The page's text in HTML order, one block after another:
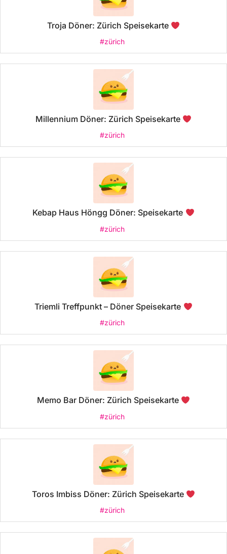
Troja Döner: Zürich Speisekarte
#zürich
Millennium Döner: Zürich Speisekarte
#zürich
Kebap Haus Höngg Döner: Speisekarte
#zürich
Triemli Treffpunkt – Döner Speisekarte
#zürich
Memo Bar Döner: Zürich Speisekarte
#zürich
Toros Imbiss Döner: Zürich Speisekarte
#zürich